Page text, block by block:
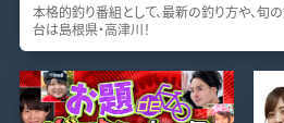
本格的釣り番組として、最新の釣り方や、旬
台は島根県・高津川！